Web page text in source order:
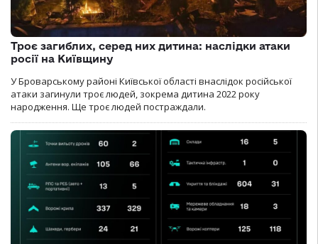
Троє загиблих, серед них дитина: наслідки атаки
росії на Київщину
У Броварському районі Київської області внаслідок російської
атаки загинули троє людей, зокрема дитина 2022 року
народження. Ще троє людей постраждали.